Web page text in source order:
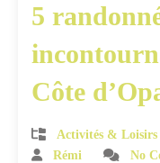
5
Côte
Activités & Loisirs
Rémi
No